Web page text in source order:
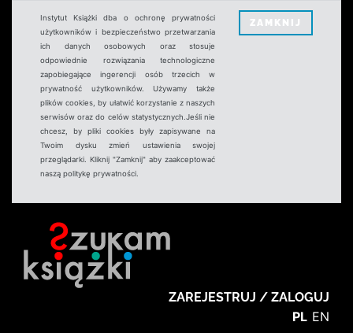
Instytut Książki dba o ochronę prywatności
użytkowników i bezpieczeństwo przetwarzania
ich danych osobowych oraz stosuje
odpowiednie rozwiązania technologiczne
zapobiegające ingerencji osób trzecich w
prywatność użytkowników. Używamy także
plików cookies, by ułatwić korzystanie z naszych
serwisów oraz do celów statystycznych.Jeśli nie
chcesz, by pliki cookies były zapisywane na
Twoim dysku zmień ustawienia swojej
przeglądarki. Kliknij "Zamknij" aby zaakceptować
naszą politykę prywatności.
ZAMKNIJ
ZAREJESTRUJ / ZALOGUJ
PL EN